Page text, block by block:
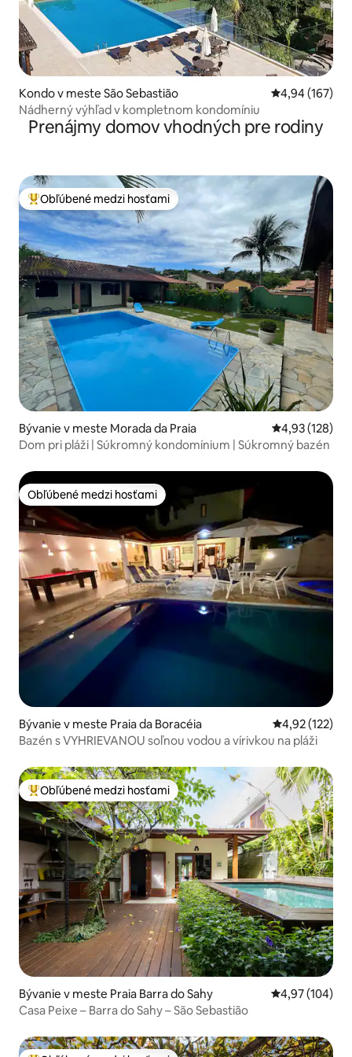
Kondo v meste São Sebastião Priemerné
4,94 (167)
Nádherný výhľad v kompletnom kondomíniu
Prenájmy domov vhodných pre rodiny
Najobľúbenejšie medzi hosťami
Obľúbené medzi hosťami
Bývanie v meste Morada da Praia Priemerné
4,93 (128)
Dom pri pláži | Súkromný kondomínium | Súkromný bazén
Obľúbené medzi hosťami
Obľúbené medzi hosťami
Bývanie v meste Praia da Boracéia Priemerné
4,92 (122)
Bazén s VYHRIEVANOU soľnou vodou a vírivkou na pláži
Najobľúbenejšie medzi hosťami
Obľúbené medzi hosťami
Bývanie v meste Praia Barra do Sahy Priemerné
4,97 (104)
Casa Peixe – Barra do Sahy – São Sebastião